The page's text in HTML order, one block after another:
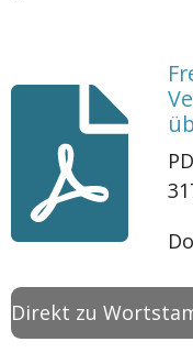
Direkt zu